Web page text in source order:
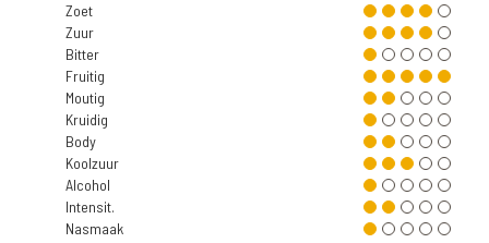
Zoet
Zuur
Bitter
Fruitig
Moutig
Kruidig
Body
Koolzuur
Alcohol
Intensit.
Nasmaak